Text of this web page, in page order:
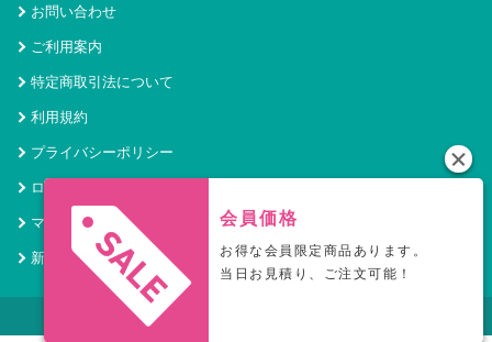
お問い合わせ
ご利用案内
特定商取引法について
利用規約
プライバシーポリシー
ログイン
マイページ
新規会員登録
© 2021 アイトレード Powered by SecurityHouse.
会員価格
お得な会員限定商品あります。
当日お見積り、ご注文可能！